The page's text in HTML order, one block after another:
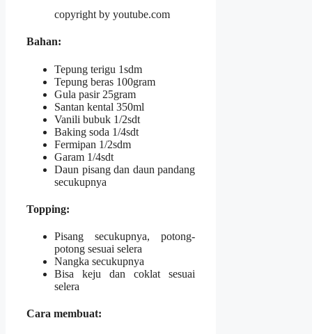
copyright by youtube.com
Bahan:
Tepung terigu 1sdm
Tepung beras 100gram
Gula pasir 25gram
Santan kental 350ml
Vanili bubuk 1/2sdt
Baking soda 1/4sdt
Fermipan 1/2sdm
Garam 1/4sdt
Daun pisang dan daun pandang
secukupnya
Topping:
Pisang secukupnya, potong-
potong sesuai selera
Nangka secukupnya
Bisa keju dan coklat sesuai
selera
Cara membuat: